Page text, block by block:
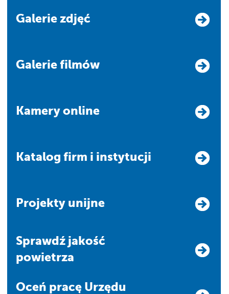
Galerie zdjęć
Galerie filmów
Kamery online
Katalog firm i instytucji
Projekty unijne
Sprawdź jakość
powietrza
Oceń pracę Urzędu